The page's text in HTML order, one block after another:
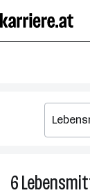
Seiteninhalt
springen
6